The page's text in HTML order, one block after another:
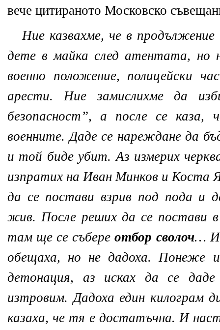
вече цитираното Московско
Ние казвахме, че в
дете в майка след атентата, но
военно положение, полицейски
арести. Ние замислихме да
безопасност”, а после се каза,
военните. Даде се нареждане да
и той биде убит. Аз измерих
изпратих на Иван Минков и Коста
да се постави взрив под пода и
жив. После реших да се постави
там ще се събереотбор сволоч…
обещаха, но не дадоха. Понеже
детонация, аз исках да се
изтровим. Дадоха един килограм
казаха, че тя е достатъчна. И